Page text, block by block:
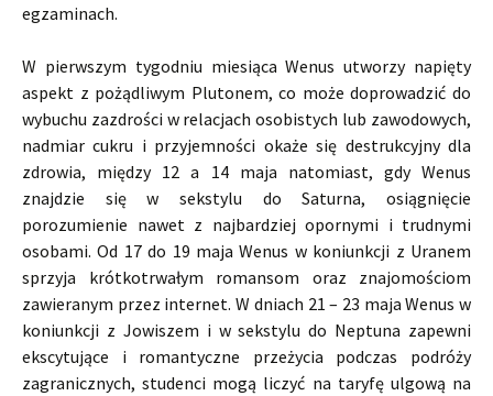
egzaminach.
W pierwszym tygodniu miesiąca Wenus utworzy napięty
aspekt z pożądliwym Plutonem, co może doprowadzić do
wybuchu zazdrości w relacjach osobistych lub zawodowych,
nadmiar cukru i przyjemności okaże się destrukcyjny dla
zdrowia, między 12 a 14 maja natomiast, gdy Wenus
znajdzie się w sekstylu do Saturna, osiągnięcie
porozumienie nawet z najbardziej opornymi i trudnymi
osobami. Od 17 do 19 maja Wenus w koniunkcji z Uranem
sprzyja krótkotrwałym romansom oraz znajomościom
zawieranym przez internet. W dniach 21 – 23 maja Wenus w
koniunkcji z Jowiszem i w sekstylu do Neptuna zapewni
ekscytujące i romantyczne przeżycia podczas podróży
zagranicznych, studenci mogą liczyć na taryfę ulgową na